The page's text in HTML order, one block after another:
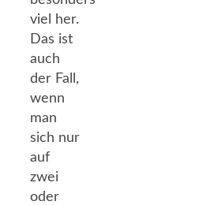
viel her.
Das ist
auch
der Fall,
wenn
man
sich nur
auf
zwei
oder